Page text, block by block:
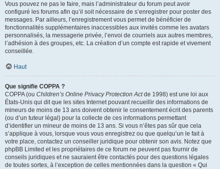
Vous pouvez ne pas le faire, mais l’administrateur du forum peut avoir
configuré les forums afin qu’il soit nécessaire de s’enregistrer pour poster des
messages. Par ailleurs, l’enregistrement vous permet de bénéficier de
fonctionnalités supplémentaires inaccessibles aux invités comme les avatars
personnalisés, la messagerie privée, l’envoi de courriels aux autres membres,
l’adhésion à des groupes, etc. La création d’un compte est rapide et vivement
conseillée.
Haut
Que signifie COPPA ?
COPPA (ou Children’s Online Privacy Protection Actde 1998) est une loi aux
États-Unis qui dit que les sites Internet pouvant recueillir des informations de
mineurs de moins de 13 ans doivent obtenir le consentement écrit des parents
(ou d’un tuteur légal) pour la collecte de ces informations permettant
d’identifier un mineur de moins de 13 ans. Si vous n’êtes pas sûr que cela
s’applique à vous, lorsque vous vous enregistrez ou que quelqu’un le fait à
votre place, contactez un conseiller juridique pour obtenir son avis. Notez que
phpBB Limited et les propriétaires de ce forum ne peuvent pas fournir de
conseils juridiques et ne sauraient être contactés pour des questions légales
de toutes sortes, à l’exception de celles mentionnées dans la question « Qui